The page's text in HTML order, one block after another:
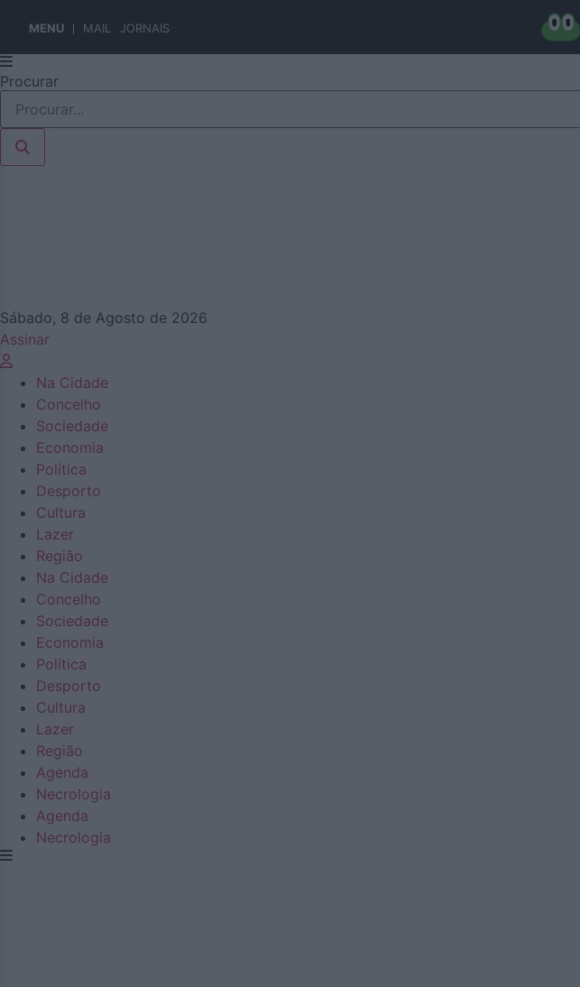
MENU MAIL JORNAIS
Pular
para
conteúdo
Procurar
Sábado, 8 de Agosto de 2026
Assinar
Na Cidade
Concelho
Sociedade
Economia
Política
Desporto
Cultura
Lazer
Região
Na Cidade
Concelho
Sociedade
Economia
Política
Desporto
Cultura
Lazer
Região
Agenda
Necrologia
Agenda
Necrologia